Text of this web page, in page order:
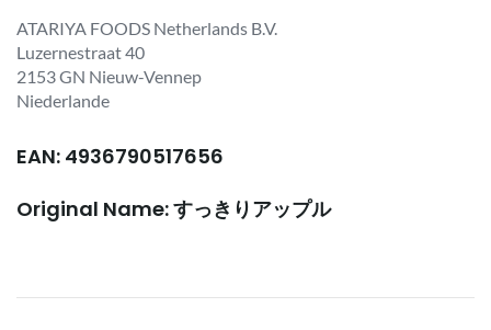
ATARIYA FOODS Netherlands B.V.
Luzernestraat 40
2153 GN Nieuw-Vennep
Niederlande
EAN: 4936790517656
Original Name: すっきりアップル